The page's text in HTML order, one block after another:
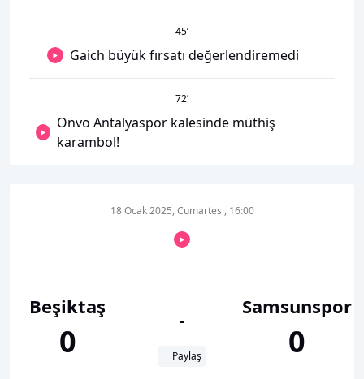
45’
Gaich büyük fırsatı değerlendiremedi
72’
Onvo Antalyaspor kalesinde müthiş
karambol!
Beşiktaş
0
18 Ocak 2025, Cumartesi, 16:00
-
Paylaş
Samsunspor
0